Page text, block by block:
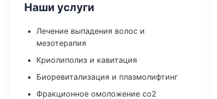
Наши услуги
Лечение выпадения волос и
мезотерапия
Криолиполиз и кавитация
Биоревитализация и плазмолифтинг
Фракционное омоложение co2